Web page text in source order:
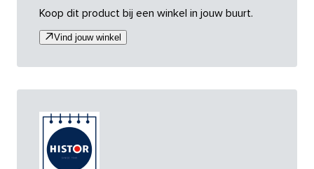
Koop dit product bij een winkel in jouw buurt.
Vind jouw winkel